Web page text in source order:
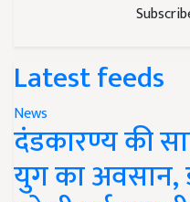
Latest feeds
News
दंडकारण्य की
युग का अवसान,